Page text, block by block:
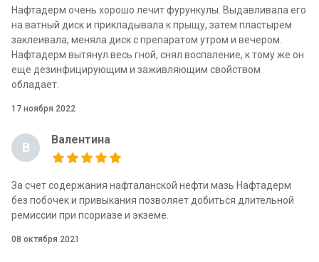
Нафтадерм очень хорошо лечит фурункулы. Выдавливала его
на ватный диск и прикладывала к прыщу, затем пластырем
заклеивала, меняла диск с препаратом утром и вечером.
Нафтадерм вытянул весь гной, снял воспаление, к тому же он
еще дезинфицирующим и заживляющим свойством
обладает.
17 ноября 2022
В
Валентина
За счет содержания нафталанской нефти мазь Нафтадерм
без побочек и привыкания позволяет добиться длительной
ремиссии при псориазе и экземе.
08 октября 2021